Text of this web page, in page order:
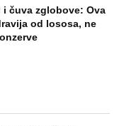
bacila caru vrelo
Petke